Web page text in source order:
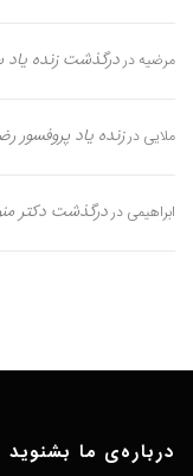
مرضیه در درگذشت زنده یاد
ملایی درزنده یاد پروفسور
ابراهیمی در درگذشت دکتر
درباره‌ی ما بشنوید